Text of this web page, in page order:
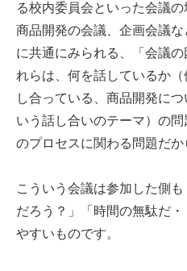
る校内委員会といった会議
商品開発の会議、企画会議
に共通にみられる、「会議
れらは、何を話しているか
し合っている、商品開発に
いう話し合いのテーマ）の
のプロセスに関わる問題だか
こういう会議は参加した側
だろう？」「時間の無駄だ
やすいものです。